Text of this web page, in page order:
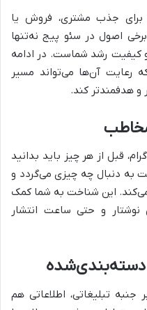
برای جذب مشتری، فروش یا
اصول در سئو پیج نه‌تنها
کیفیت رشد شماست. در ادامه
رعایت آن‌ها می‌تواند مسیر
و هدفمندتر کند.
، قبل از هر چیز باید بدانید
دنبال چه چیزی می‌گردد و
می‌کند. این شناخت به شما کمک
و حتی ساعت انتشار
دسته‌بندی‌شده
جنبه تبلیغاتی، اطلاعاتی هم